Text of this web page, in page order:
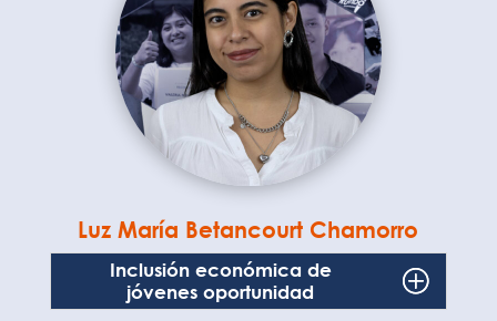
Luz María Betancourt Chamorro
Inclusión económica de
jóvenes oportunidad